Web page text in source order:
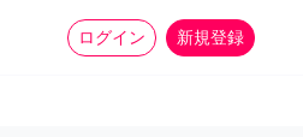
ログイン 新規登録
家事 more_horiz